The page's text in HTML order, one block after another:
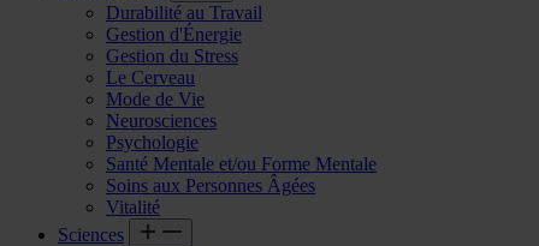
Durabilité au Travail
Gestion d'Énergie
Gestion du Stress
Le Cerveau
Mode de Vie
Neurosciences
Psychologie
Santé Mentale et/ou Forme Mentale
Soins aux Personnes Âgées
Vitalité
Sciences